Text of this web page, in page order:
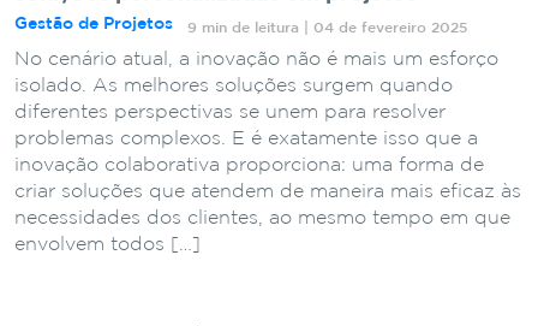
Gestão de Projetos 9 min de leitura | 04 de fevereiro 2025
No cenário atual, a inovação não é mais um esforço
isolado. As melhores soluções surgem quando
diferentes perspectivas se unem para resolver
problemas complexos. E é exatamente isso que a
inovação colaborativa proporciona: uma forma de
criar soluções que atendem de maneira mais eficaz às
necessidades dos clientes, ao mesmo tempo em que
envolvem todos […]